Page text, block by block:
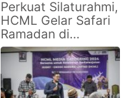
Perkuat Silaturahmi,
HCML Gelar Safari
Ramadan di
Kecamatan
Giligenting
Sumenep